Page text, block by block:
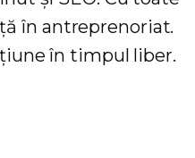
în antreprenoriat.
în timpul liber.